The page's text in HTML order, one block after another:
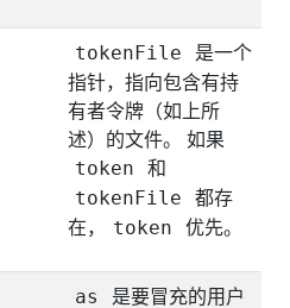
tokenFile
是一个
指针，指向包含有持
有者令牌（如上所
述）的文件。 如果
token 和
tokenFile
都存
在，
token 优先。
as
是要冒充的用户